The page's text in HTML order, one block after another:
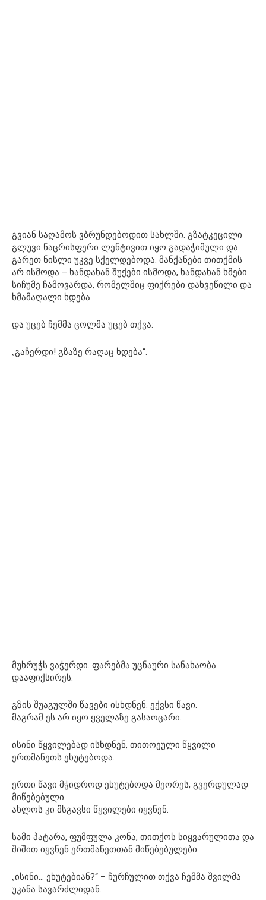
გვიან საღამოს ვბრუნდებოდით სახლში. გზატკეცილი
გლუვი ნაცრისფერი ლენტივით იყო გადაჭიმული და
გარეთ ნისლი უკვე სქელდებოდა. მანქანები თითქმის
არ ისმოდა – ხანდახან შუქები ისმოდა, ხანდახან ხმები.
სიჩუმე ჩამოვარდა, რომელშიც ფიქრები დახვეწილი და
ხმამაღალი ხდება.
და უცებ ჩემმა ცოლმა უცებ თქვა:
„გაჩერდი! გზაზე რაღაც ხდება“.
მუხრუჭს ვაჭერდი. ფარებმა უცნაური სანახაობა
დააფიქსირეს:
გზის შუაგულში წავები ისხდნენ. ექვსი წავი.
მაგრამ ეს არ იყო ყველაზე გასაოცარი.
ისინი წყვილებად ისხდნენ, თითოეული წყვილი
ერთმანეთს ეხუტებოდა.
ერთი წავი მჭიდროდ ეხუტებოდა მეორეს, გვერდულად
მიწებებული.
ახლოს კი მსგავსი წყვილები იყვნენ.
სამი პატარა, ფუმფულა კონა, თითქოს სიყვარულითა და
შიშით იყვნენ ერთმანეთთან მიწებებულები.
„ისინი… ეხუტებიან?“ – ჩურჩულით თქვა ჩემმა შვილმა
უკანა სავარძლიდან.